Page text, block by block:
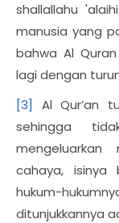
shallallahu
manusia yang
bahwa Al
lagi dengan
[3]
Al Qur’an
sehingga
cahaya, isinya
hukum-
ditunjukkannya